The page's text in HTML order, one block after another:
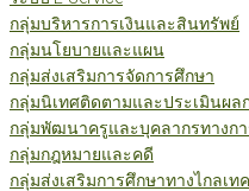
กลุ่มบริหารการเงินและสินทรัพย์
กลุ่มนโยบายและแผน
กลุ่มส่งเสริมการจัดการศึกษา
กลุ่มนิเทศติดตามและประเมินผล
กลุ่มพัฒนาครูและบุคลากรทางก
กลุ่มกฎหมายและคดี
กลุ่มส่งเสริมการศึกษาทางไกลเ